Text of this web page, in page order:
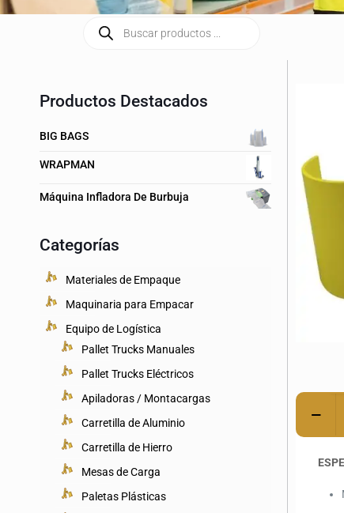
Productos Destacados
BIG BAGS
WRAPMAN
Máquina Infladora De Burbuja
Categorías
Materiales de Empaque
Maquinaria para Empacar
Equipo de Logística
Pallet Trucks Manuales
Pallet Trucks Eléctricos
Apiladoras / Montacargas
Carretilla de Aluminio
Carretilla de Hierro
Mesas de Carga
Paletas Plásticas